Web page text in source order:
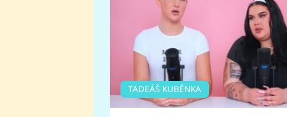
TADEÁŠ KUBĚNKA